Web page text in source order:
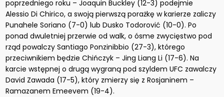
poprzedniego roku – Joaquin Buckley (12-3) podejmie
Alessio Di Chirico, a swoją pierwszą porażkę w karierze zaliczy
Punahele Soriano (7-0) lub Dusko Todorović (10-0). Po
ponad dwuletniej przerwie od walk, o ósme zwycięstwo pod
rząd powalczy Santiago Ponzinibbio (27-3), którego
przeciwnikiem będzie Chińczyk – Jing Liang Li (17-6). Na
karcie wstępnej o drugą wygraną pod szyldem UFC zawalczy
David Zawada (17-5), który zmierzy się z Rosjaninem –
Ramazanem Emeevem (19-4).